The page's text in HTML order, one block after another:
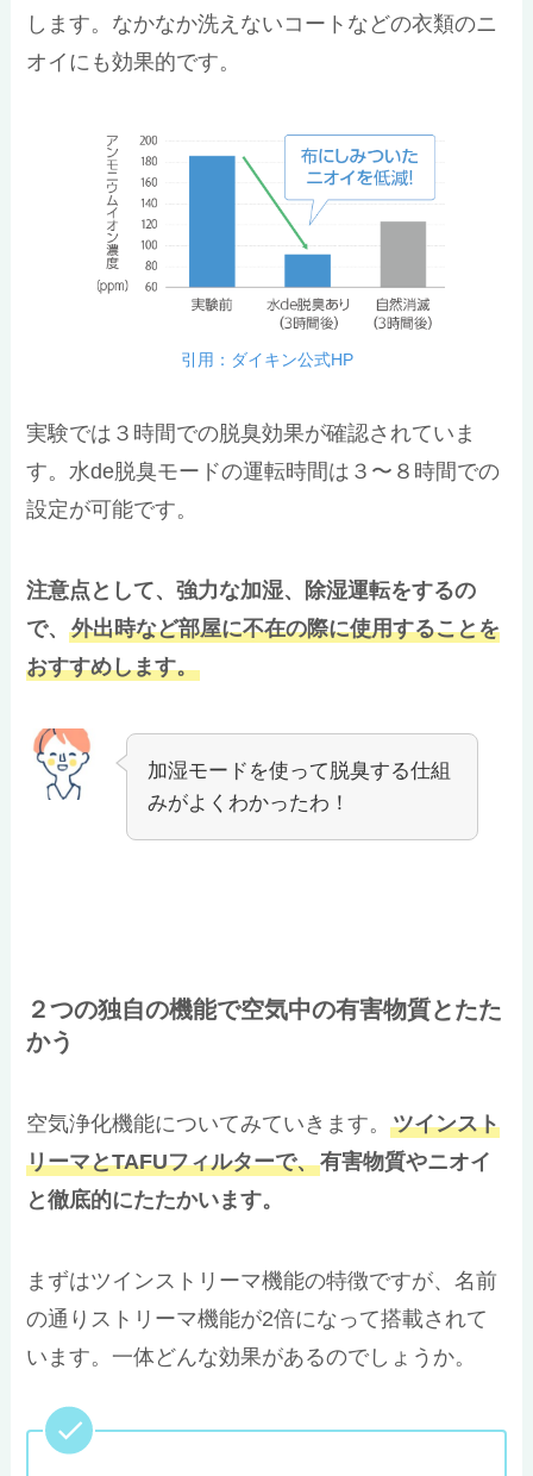
します。なかなか洗えないコートなどの衣類のニ
オイにも効果的です。
引用：ダイキン公式HP
実験では３時間での脱臭効果が確認されていま
す。水de脱臭モードの運転時間は３〜８時間での
設定が可能です。
注意点として、強力な加湿、除湿運転をするの
で、外出時など部屋に不在の際に使用することを
おすすめします。
加湿モードを使って脱臭する仕組
みがよくわかったわ！
２つの独自の機能で空気中の有害物質とたた
かう
空気浄化機能についてみていきます。ツインスト
リーマとTAFUフィルターで、有害物質やニオイ
と徹底的にたたかいます。
まずはツインストリーマ機能の特徴ですが、名前
の通りストリーマ機能が2倍になって搭載されて
います。一体どんな効果があるのでしょうか。